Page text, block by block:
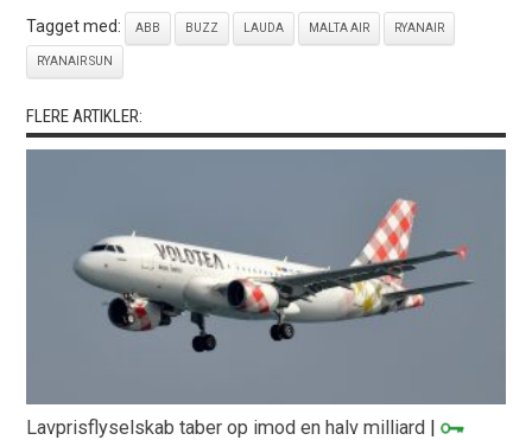
Tagget med: ABB BUZZ LAUDA MALTA AIR RYANAIR
RYANAIR SUN
FLERE ARTIKLER:
Lavprisflyselskab taber op imod en halv milliard |